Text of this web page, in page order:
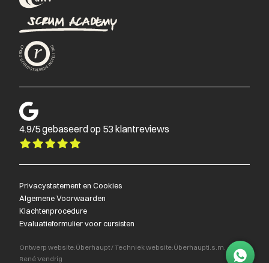
4.9/5 gebaseerd op 53 klantreviews
Privacystatement en Cookies
Algemene Voorwaarden
Klachtenprocedure
Evaluatieformulier voor cursisten
Ontwerp website:Überhaupt/Techniek website:Überhaupti.s.m.
René Vendrig